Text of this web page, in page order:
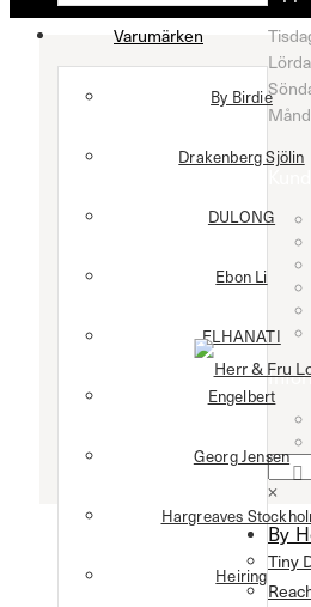
Varumärken
By Birdie
Drakenberg Sjölin
DULONG
Ebon Li
ELHANATI
Engelbert
Georg Jensen
Hargreaves
Heiring
×
By
Tiny